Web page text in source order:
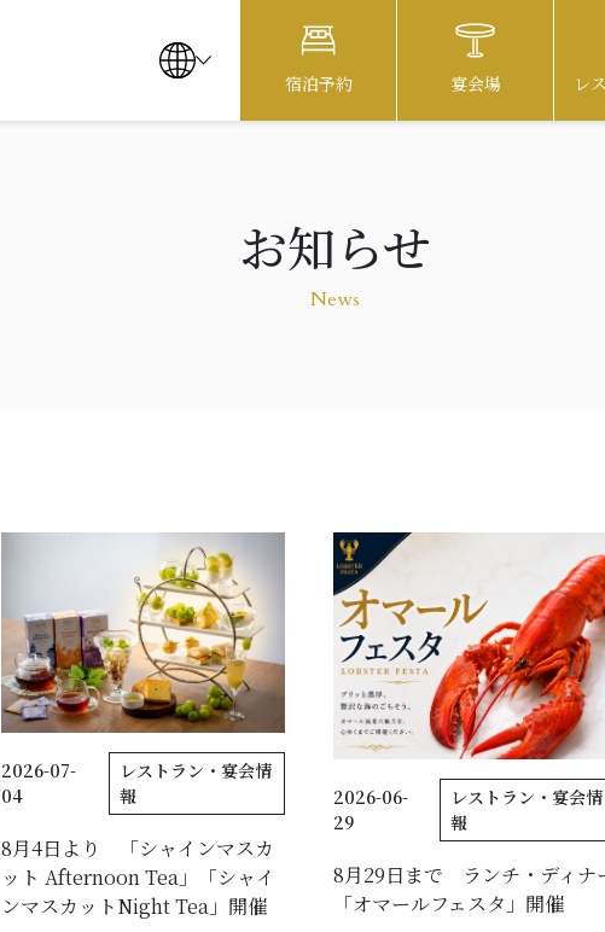
宿泊予約 宴会場 レ
レストラン
アクセス レストラン予約
館内設備
OneHarmony
お知らせ
News
2026-07-
04
レストラン・宴会情
報
8月4日より 「シャインマスカ
ット Afternoon Tea」「シャイ
ンマスカットNight Tea」開催
2026-06-
29
レストラン・宴会情
報
8月29日まで ランチ・ディナ
「オマールフェスタ」開催